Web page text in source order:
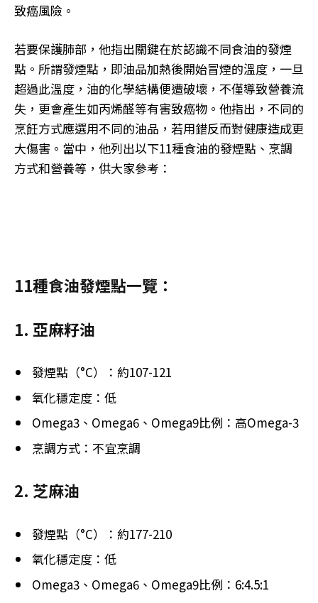
致癌風險。
若要保護肺部，他指出關鍵在於認識不同食油的發煙
點。所謂發煙點，即油品加熱後開始冒煙的溫度，一旦
超過此溫度，油的化學結構便遭破壞，不僅導致營養流
失，更會產生如丙烯醛等有害致癌物。他指出，不同的
烹飪方式應選用不同的油品，若用錯反而對健康造成更
大傷害。當中，他列出以下11種食油的發煙點、烹調
方式和營養等，供大家參考：
11種食油發煙點一覽：
1. 亞麻籽油
發煙點（°C）：約107-121
氧化穩定度：低
Omega3、Omega6、Omega9比例：高Omega-3
烹調方式：不宜烹調
2. 芝麻油
發煙點（°C）：約177-210
氧化穩定度：低
Omega3、Omega6、Omega9比例：6:4.5:1